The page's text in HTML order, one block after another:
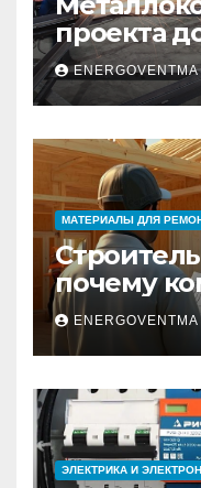
проекта
изделия
ENERGOVENTMA
МАТЕРИАЛЫ ДЛЯ
почему
цикла
ENERGOVENTMA
ЭЛЕКТРИКА И